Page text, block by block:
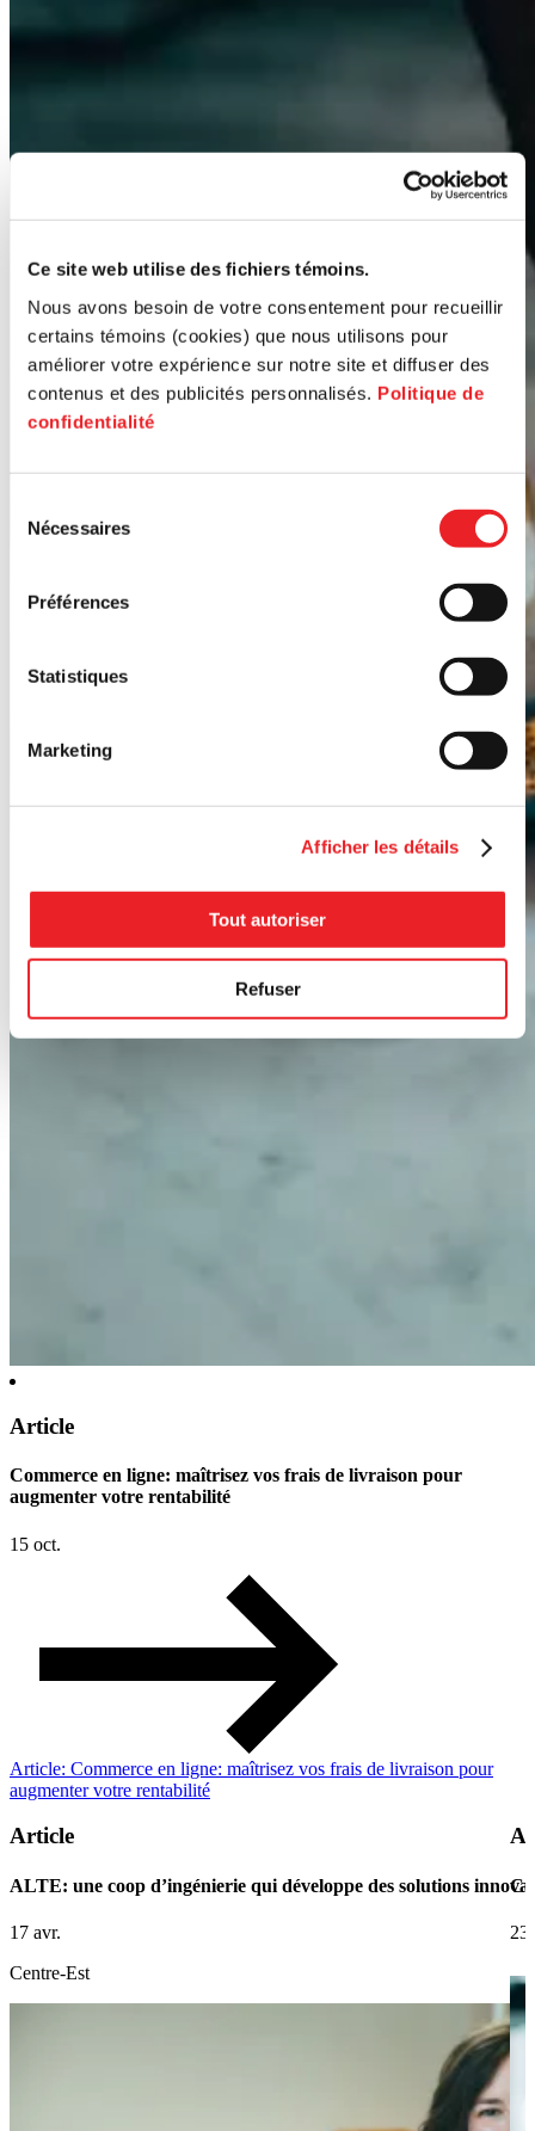
Ce site web utilise des fichiers témoins.
Nous avons besoin de votre consentement pour recueillir
certains témoins (cookies) que nous utilisons pour
améliorer votre expérience sur notre site et diffuser des
contenus et des publicités personnalisés. Politique de
confidentialité
Nécessaires
Préférences
Statistiques
Marketing
Afficher les détails
Tout autoriser
Refuser
Article
Commerce en ligne: maîtrisez vos frais de livraison pour
augmenter votre rentabilité
15 oct.
Article: Commerce en ligne: maîtrisez vos frais de livraison pour
augmenter votre rentabilité
Article
ALTE: une coop d’ingénierie qui développe des solutions
17 avr.
Centre-Est
23